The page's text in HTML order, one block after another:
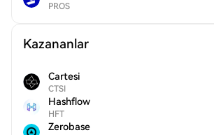
PROS
Kazananlar
Cartesi
CTSI
Hashflow
HFT
Zerobase